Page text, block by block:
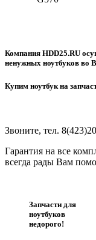
Компания HDD25.RU
ненужных ноутбуков во
Купим ноутбук на
Звоните, тел.
Гарантия на все
всегда рады Вам
Запчасти для
ноутбуков
недорого!